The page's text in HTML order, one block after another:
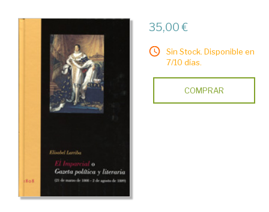
35,00 €
Sin Stock. Disponible en
7/10 días.
COMPRAR